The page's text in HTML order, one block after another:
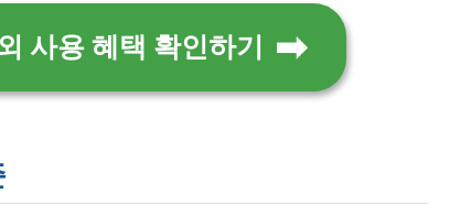
사용 혜택 확인하기